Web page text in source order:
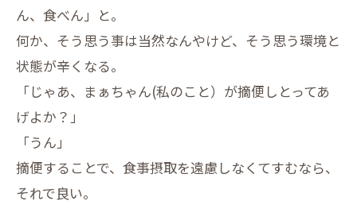
ん、食べん」と。
何か、そう思う事は当然なんやけど、そう思う環境と
状態が辛くなる。
「じゃあ、まぁちゃん(私のこと）が摘便しとってあ
げよか？」
「うん」
摘便することで、食事摂取を遠慮しなくてすむなら、
それで良い。